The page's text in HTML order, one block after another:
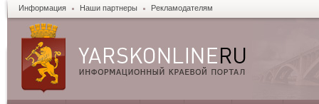
Информация Наши партнеры Рекламодателям